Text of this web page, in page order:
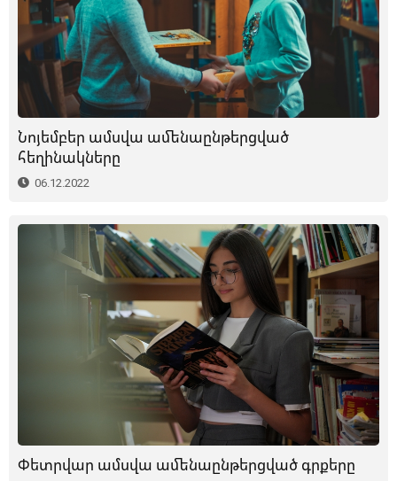
Նոյեմբեր ամսվա ամենաընթերցված
հեղինակները
06.12.2022
Փետրվար ամսվա ամենաընթերցված գրքերը